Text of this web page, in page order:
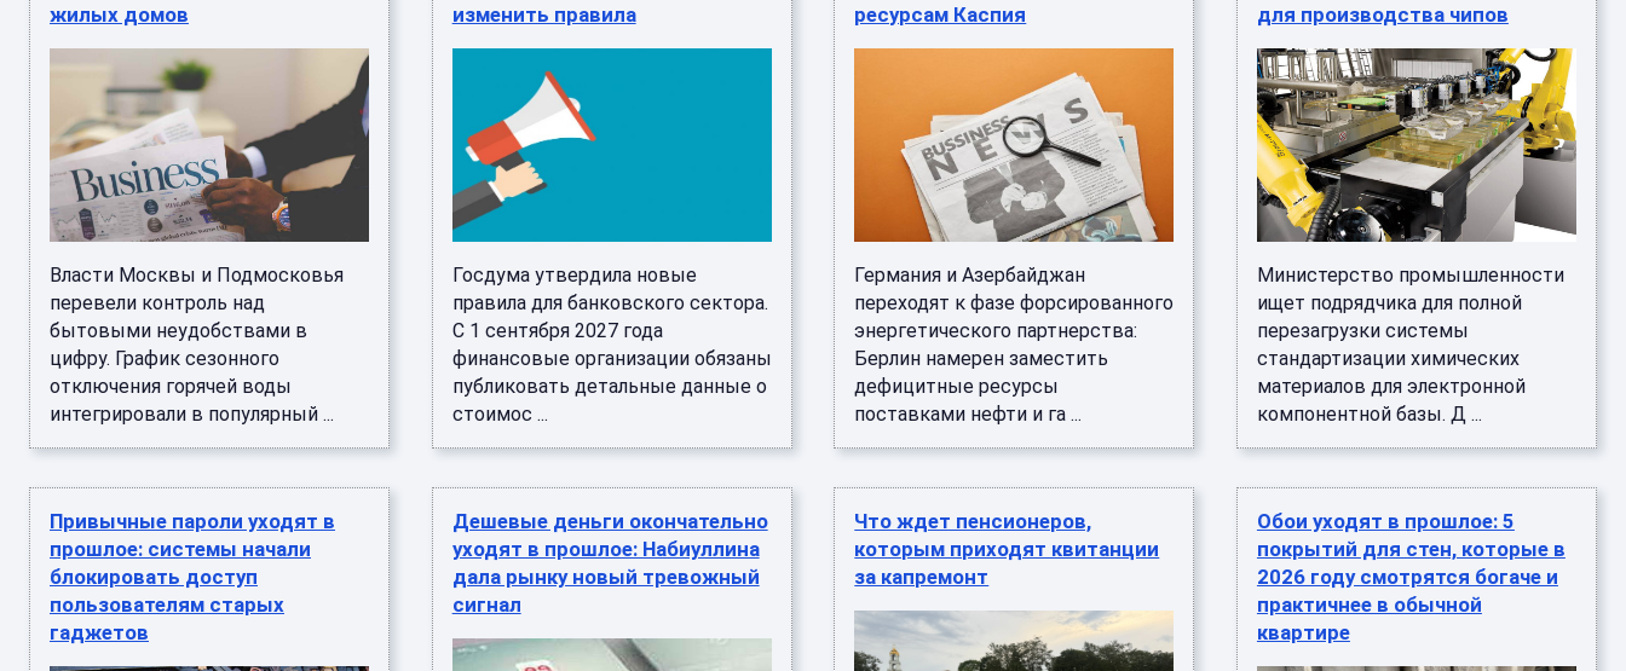
жилых домов
Власти Москвы и Подмосковья
перевели контроль над
бытовыми неудобствами в
цифру. График сезонного
отключения горячей воды
интегрировали в популярный ...
изменить правила
Госдума утвердила новые
правила для банковского сектора.
С 1 сентября 2027 года
финансовые организации обязаны
публиковать детальные данные о
стоимос ...
ресурсам Каспия
Германия и Азербайджан
переходят к фазе форсированного
энергетического партнерства:
Берлин намерен заместить
дефицитные ресурсы
поставками нефти и га ...
для производства чипов
Министерство промышленности
ищет подрядчика для полной
перезагрузки системы
стандартизации химических
материалов для электронной
компонентной базы. Д ...
Привычные пароли уходят в
прошлое: системы начали
блокировать доступ
пользователям старых
гаджетов
Дешевые деньги окончательно
уходят в прошлое: Набиуллина
дала рынку новый тревожный
сигнал
Что ждет пенсионеров,
которым приходят квитанции
за капремонт
Обои уходят в прошлое: 5
покрытий для стен, которые в
2026 году смотрятся богаче и
практичнее в обычной
квартире